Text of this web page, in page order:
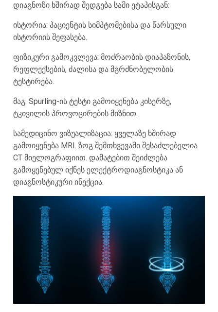
დიაგნოზი ხშირად შედგება სამი ეტაპისგან:
ისტორია: პაციენტის სიმპტომებისა და წარსული
ისტორიის შეფასება.
ფიზიკური გამოკვლევა: მოძრაობის დიაპაზონის,
რეფლექსების, ძალისა და მგრძნობელობის
ტესტირება.
მაგ. Spurling-ის ტესტი გამოიყენება კისერზე,
ტკივილის პროვოცირების მიზნით.
სამედიცინო ვიზუალიზაცია: ყველაზე ხშირად
გამოიყენება MRI. ზოგ შემთხვევაში შესაძლებელია
CT მიელოგრაფიით. დამატებით შეიძლება
გამოყენებულ იქნეს ელექტროდიაგნოსტიკა ან
დიაგნოსტიკური ინექცია.